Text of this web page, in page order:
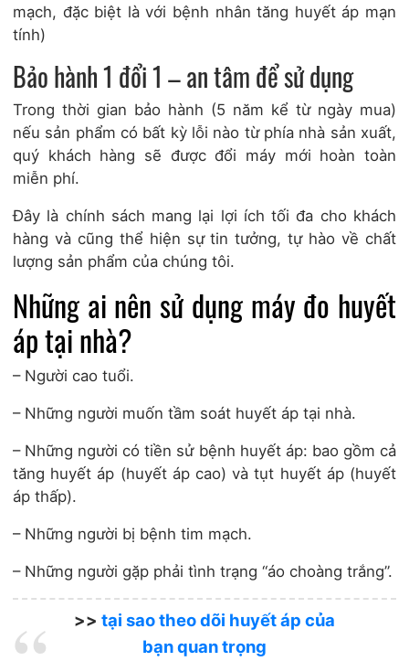
mạch, đặc biệt là với bệnh nhân tăng huyết áp mạn
tính)
Bảo hành 1 đổi 1 – an tâm để sử dụng
Trong thời gian bảo hành (5 năm kể từ ngày mua)
nếu sản phẩm có bất kỳ lỗi nào từ phía nhà sản xuất,
quý khách hàng sẽ được đổi máy mới hoàn toàn
miễn phí.
Đây là chính sách mang lại lợi ích tối đa cho khách
hàng và cũng thể hiện sự tin tưởng, tự hào về chất
lượng sản phẩm của chúng tôi.
Những ai nên sử dụng máy đo huyết
áp tại nhà?
– Người cao tuổi.
– Những người muốn tầm soát huyết áp tại nhà.
– Những người có tiền sử bệnh huyết áp: bao gồm cả
tăng huyết áp (huyết áp cao) và tụt huyết áp (huyết
áp thấp).
– Những người bị bệnh tim mạch.
– Những người gặp phải tình trạng “áo choàng trắng”.
>> tại sao theo dõi huyết áp của
bạn quan trọng